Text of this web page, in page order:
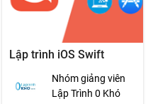
Lập trình iOS Swift
Nhóm giảng viên
Lập Trình 0 Khó